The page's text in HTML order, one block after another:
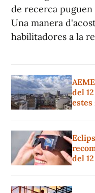
de recerca
Una manera
habilitadores a la
del
estes
del